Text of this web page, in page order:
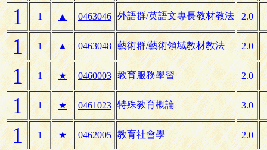
1 1 ▲ 0463046 外語群/英語文專長教材教法 2.0
1 1 ▲ 0463048 藝術群/藝術領域教材教法 2.0
1 1 ★ 0460003 教育服務學習 2.0
1 1 ★ 0461023 特殊教育概論 3.0
1 1 ★ 0462005 教育社會學 2.0